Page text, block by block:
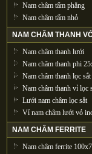
Nam châm tấm phẳng
Nam châm tấm nhỏ
NAM CHÂM THANH
Nam châm thanh lưới
Nam châm thanh phi
Nam châm thanh lọc
Nam châm thanh vỉ lọc
Lưới nam châm lọc sắt
Vỉ nam châm lưới vỏ
NAM CHÂM FERRITE
Nam châm ferrite